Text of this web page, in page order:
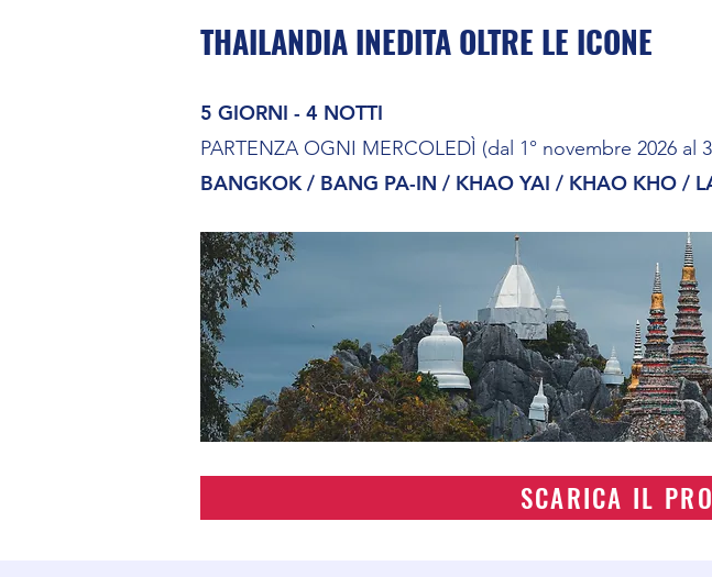
THAILANDIA INEDITA OLTRE LE ICONE
5 GIORNI - 4 NOTTI
PARTENZA OGNI MERCOLEDÌ (dal 1° novembre 2026 al
BANGKOK / BANG PA-IN / KHAO YAI / KHAO KHO /
SCARICA IL